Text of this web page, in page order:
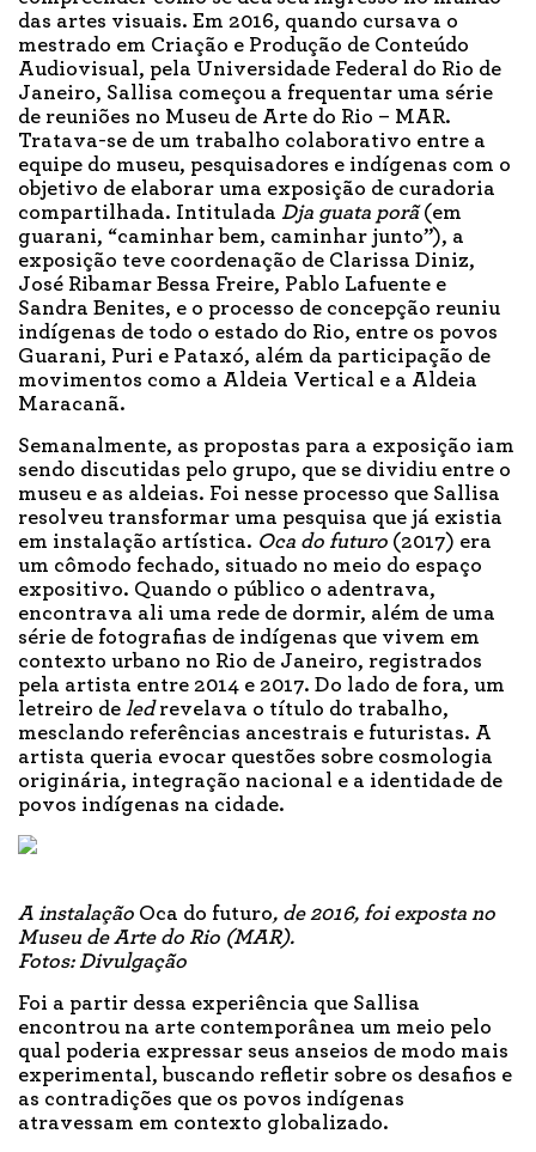
das artes visuais. Em 2016, quando cursava o
mestrado em Criação e Produção de Conteúdo
Audiovisual, pela Universidade Federal do Rio de
Janeiro, Sallisa começou a frequentar uma série
de reuniões no Museu de Arte do Rio – MAR.
Tratava-se de um trabalho colaborativo entre a
equipe do museu, pesquisadores e indígenas com o
objetivo de elaborar uma exposição de curadoria
compartilhada. Intitulada Dja guata porã(em
guarani, “caminhar bem, caminhar junto”), a
exposição teve coordenação de Clarissa Diniz,
José Ribamar Bessa Freire, Pablo Lafuente e
Sandra Benites, e o processo de concepção reuniu
indígenas de todo o estado do Rio, entre os povos
Guarani, Puri e Pataxó, além da participação de
movimentos como a Aldeia Vertical e a Aldeia
Maracanã.
Semanalmente, as propostas para a exposição iam
sendo discutidas pelo grupo, que se dividiu entre o
museu e as aldeias. Foi nesse processo que Sallisa
resolveu transformar uma pesquisa que já existia
em instalação artística. Oca do futuro (2017) era
um cômodo fechado, situado no meio do espaço
expositivo. Quando o público o adentrava,
encontrava ali uma rede de dormir, além de uma
série de fotografias de indígenas que vivem em
contexto urbano no Rio de Janeiro, registrados
pela artista entre 2014 e 2017. Do lado de fora, um
letreiro de ledrevelava o título do trabalho,
mesclando referências ancestrais e futuristas. A
artista queria evocar questões sobre cosmologia
originária, integração nacional e a identidade de
povos indígenas na cidade.
A instalação Oca do futuro, de 2016, foi exposta no
Museu de Arte do Rio (MAR).
Fotos: Divulgação
Foi a partir dessa experiência que Sallisa
encontrou na arte contemporânea um meio pelo
qual poderia expressar seus anseios de modo mais
experimental, buscando refletir sobre os desafios e
as contradições que os povos indígenas
atravessam em contexto globalizado.